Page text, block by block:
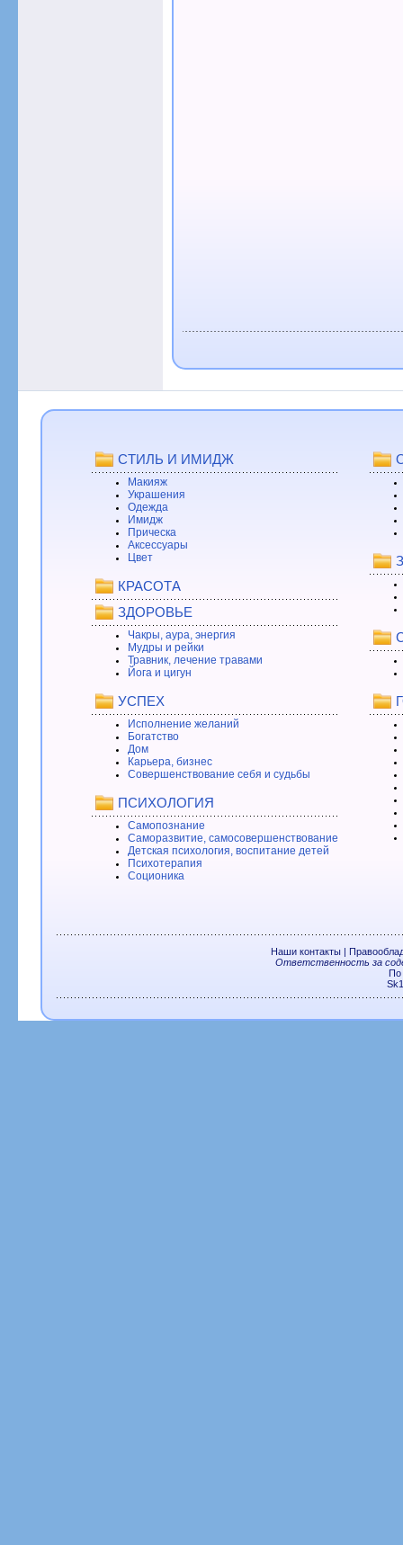
СТИЛЬ И ИМИДЖ
Макияж
Украшения
Одежда
Имидж
Прическа
Аксессуары
Цвет
КРАСОТА
ЗДОРОВЬЕ
Чакры, аура, энергия
Мудры и рейки
Травник, лечение травами
Йога и цигун
УСПЕХ
Исполнение желаний
Богатство
Дом
Карьера, бизнес
Совершенствование себя и судьбы
ПСИХОЛОГИЯ
Самопознание
Саморазвитие, самосовершенствование
Детская психология, воспитание детей
Психотерапия
Соционика
Наши контакты|
Ответственность за
По